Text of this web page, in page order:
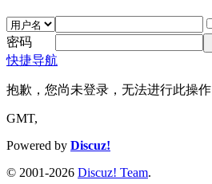
密码
快捷导航
抱歉，您尚未登录，无法进行此操作
GMT,
Powered by Discuz!
© 2001-2026 Discuz! Team.